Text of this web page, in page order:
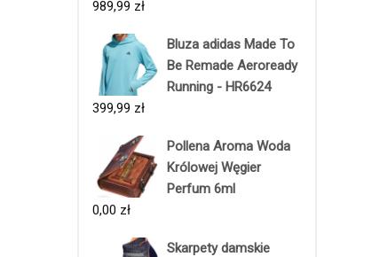
989,99 zł
Bluza adidas Made To
Be Remade Aeroready
Running - HR6624
399,99 zł
Pollena Aroma Woda
Królowej Węgier
Perfum 6ml
0,00 zł
Skarpety damskie